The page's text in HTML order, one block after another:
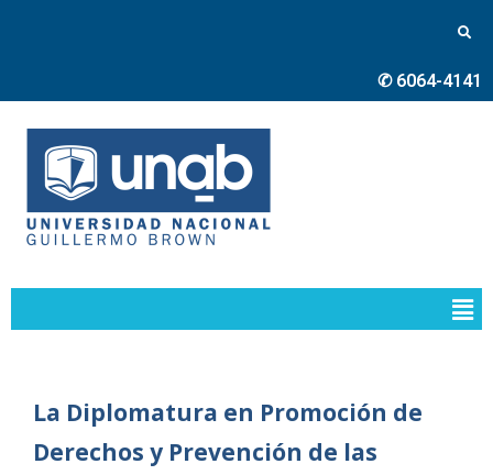
✆ 6064-4141
La Diplomatura en Promoción de
Derechos y Prevención de las